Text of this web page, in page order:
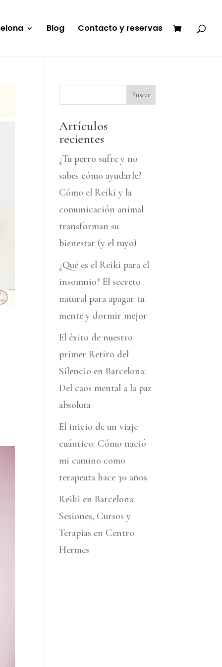
Blog Contacto y reservas
Buscar
Artículos
recientes
¿Tu perro sufre y no
sabes cómo ayudarle?
Cómo el Reiki y la
comunicación animal
transforman su
bienestar (y el tuyo)
¿Qué es el Reiki para el
insomnio? El secreto
natural para apagar tu
mente y dormir mejor
El éxito de nuestro
primer Retiro del
Silencio en Barcelona:
Del caos mental a la paz
absoluta
El inicio de un viaje
cuántico: Cómo nació
mi camino como
terapeuta hace 30 años
Reiki en Barcelona:
Sesiones, Cursos y
Terapias en Centro
Hermes